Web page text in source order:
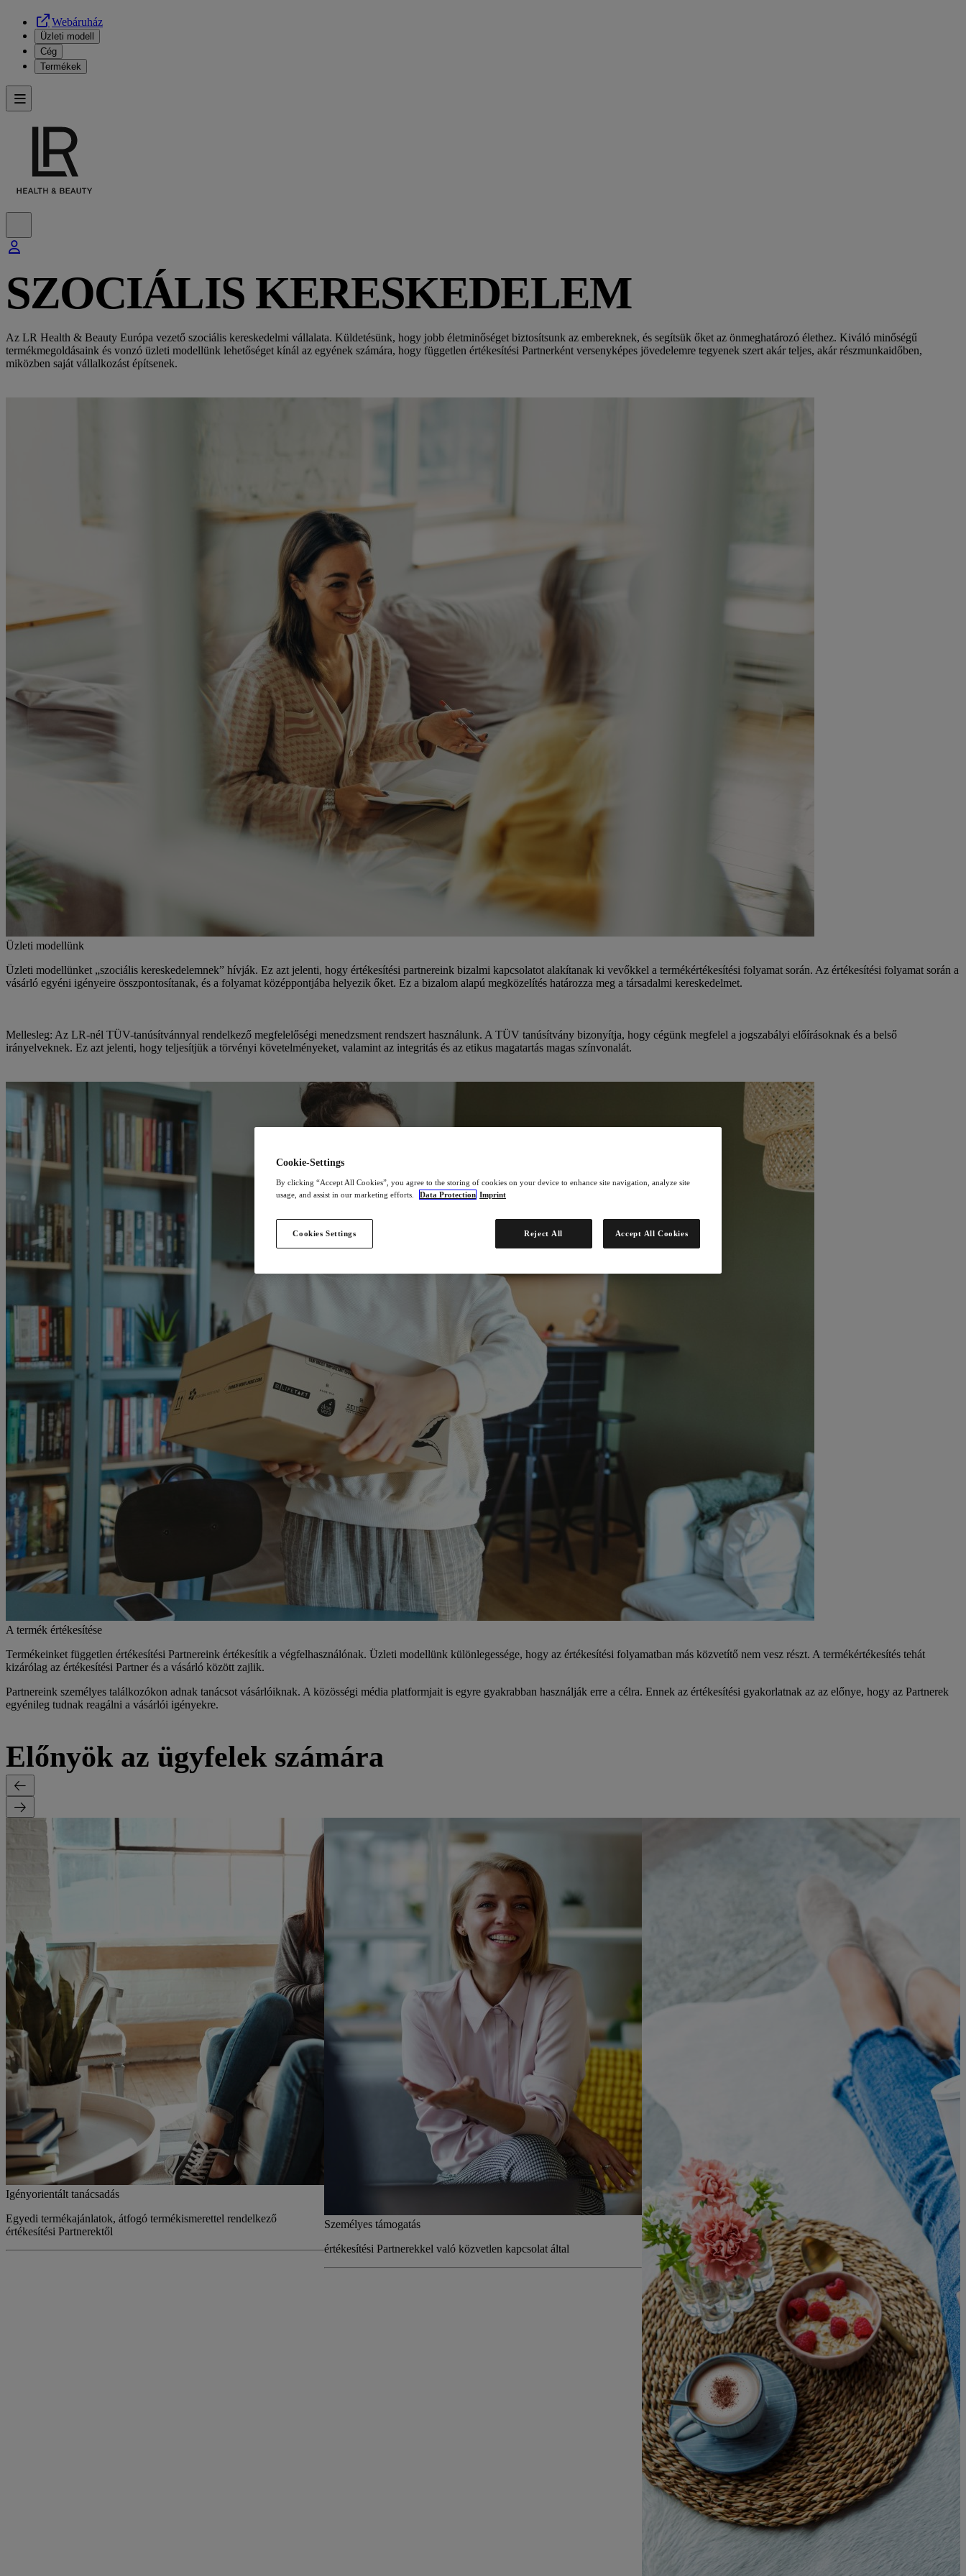
Webáruház
Üzleti modell
Cég
Termékek
SZOCIÁLIS KERESKEDELEM
Az LR Health & Beauty Európa vezető szociális kereskedelmi vállalata. Küldetésünk, hogy jobb életminőséget biztosítsunk az embereknek, és segítsük őket az önmeghatározó élethez. Kiváló minőségű
termékmegoldásaink és vonzó üzleti modellünk lehetőséget kínál az egyének számára, hogy független értékesítési Partnerként versenyképes jövedelemre tegyenek szert akár teljes, akár részmunkaidőben,
miközben saját vállalkozást építsenek.
Üzleti modellünk
Üzleti modellünket „szociális kereskedelemnek” hívják. Ez azt jelenti, hogy értékesítési partnereink bizalmi kapcsolatot alakítanak ki vevőkkel a termékértékesítési folyamat során. Az értékesítési folyamat során a
vásárló egyéni igényeire összpontosítanak, és a folyamat középpontjába helyezik őket. Ez a bizalom alapú megközelítés határozza meg a társadalmi kereskedelmet.
Mellesleg: Az LR-nél TÜV-tanúsítvánnyal rendelkező megfelelőségi menedzsment rendszert használunk. A TÜV tanúsítvány bizonyítja, hogy cégünk megfelel a jogszabályi előírásoknak és a belső
irányelveknek. Ez azt jelenti, hogy teljesítjük a törvényi követelményeket, valamint az integritás és az etikus magatartás magas színvonalát.
A termék értékesítése
Termékeinket független értékesítési Partnereink értékesítik a végfelhasználónak. Üzleti modellünk különlegessége, hogy az értékesítési folyamatban más közvetítő nem vesz részt. A termékértékesítés tehát
kizárólag az értékesítési Partner és a vásárló között zajlik.
Partnereink személyes találkozókon adnak tanácsot vásárlóiknak. A közösségi média platformjait is egyre gyakrabban használják erre a célra. Ennek az értékesítési gyakorlatnak az az előnye, hogy az Partnerek
egyénileg tudnak reagálni a vásárlói igényekre.
Előnyök az ügyfelek számára
Igényorientált tanácsadás
Egyedi termékajánlatok, átfogó termékismerettel rendelkező
értékesítési Partnerektől
Személyes támogatás
értékesítési Partnerekkel való közvetlen kapcsolat által
Cookie-Settings
By clicking “Accept All Cookies”, you agree to the storing of cookies on your device to enhance site navigation, analyze site
usage, and assist in our marketing efforts.
Data Protection Imprint
Cookies Settings Reject All Accept All Cookies